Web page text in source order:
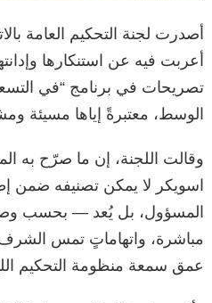
أصدرت لجنة التحكيم العامة
أعربت فيه عن استنكارها
تصريحات في برنامج “في
الوسط، معتبرةً إياها مسيئة
وقالت اللجنة، إن ما صرّح به
اسويكر لا يمكن تصنيفه ضمن
المسؤول، بل يُعد — بحسب
مباشرة، واتهاماتٍ تمس
عمق سمعة منظومة التحكيم